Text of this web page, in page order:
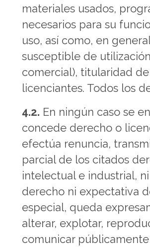
materiales usados,
necesarios para su
uso, así como, en
susceptible de
comercial), titularidad
licenciantes. Todos los
4.2. En ningún caso se
concede derecho o
efectúa renuncia,
parcial de los citados
intelectual e industrial,
derecho ni expectativa
especial, queda
alterar, explotar,
comunicar